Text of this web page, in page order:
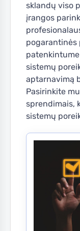
sklandų viso
įrangos
pogarantinės
sistemų
aptarnavimą
Pasirinkite
sprendimais,
sistemų